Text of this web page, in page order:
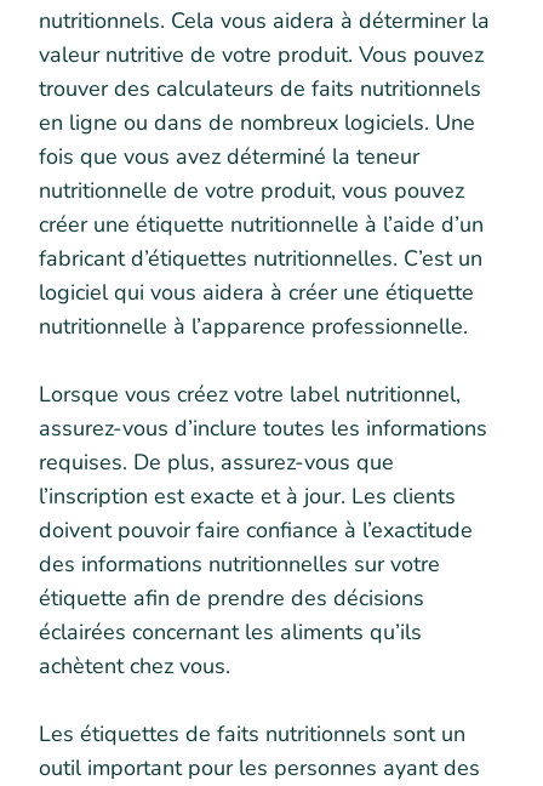
nutritionnels. Cela vous aidera à déterminer la
valeur nutritive de votre produit. Vous pouvez
trouver des calculateurs de faits nutritionnels
en ligne ou dans de nombreux logiciels. Une
fois que vous avez déterminé la teneur
nutritionnelle de votre produit, vous pouvez
créer une étiquette nutritionnelle à l’aide d’un
fabricant d’étiquettes nutritionnelles. C’est un
logiciel qui vous aidera à créer une étiquette
nutritionnelle à l’apparence professionnelle.
Lorsque vous créez votre label nutritionnel,
assurez-vous d’inclure toutes les informations
requises. De plus, assurez-vous que
l’inscription est exacte et à jour. Les clients
doivent pouvoir faire confiance à l’exactitude
des informations nutritionnelles sur votre
étiquette afin de prendre des décisions
éclairées concernant les aliments qu’ils
achètent chez vous.
Les étiquettes de faits nutritionnels sont un
outil important pour les personnes ayant des